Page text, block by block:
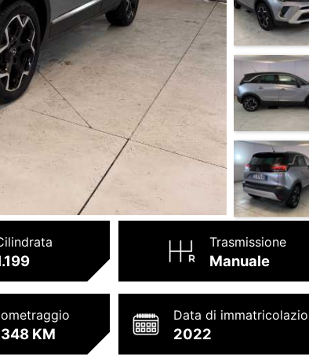
Trasmissione
Manuale
KM
Data di
2022